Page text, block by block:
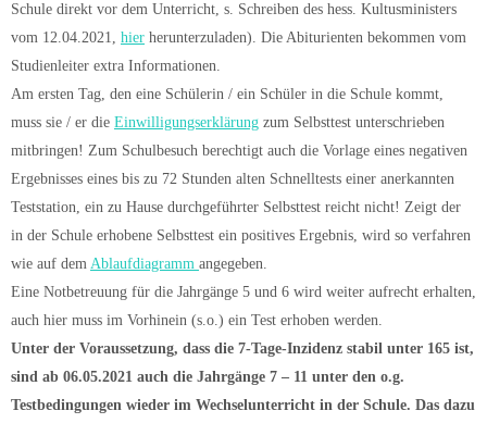
Schule direkt vor dem Unterricht, s. Schreiben des hess. Kultusministers
vom 12.04.2021, hier herunterzuladen). Die Abiturienten bekommen vom
Studienleiter extra Informationen.
Am ersten Tag, den eine Schülerin / ein Schüler in die Schule kommt,
muss sie / er die Einwilligungserklärung zum Selbsttest unterschrieben
mitbringen! Zum Schulbesuch berechtigt auch die Vorlage eines negativen
Ergebnisses eines bis zu 72 Stunden alten Schnelltests einer anerkannten
Teststation, ein zu Hause durchgeführter Selbsttest reicht nicht! Zeigt der
in der Schule erhobene Selbsttest ein positives Ergebnis, wird so verfahren
wie auf dem Ablaufdiagramm angegeben.
Eine Notbetreuung für die Jahrgänge 5 und 6 wird weiter aufrecht erhalten,
auch hier muss im Vorhinein (s.o.) ein Test erhoben werden.
Unter der Voraussetzung, dass die 7-Tage-Inzidenz stabil unter 165 ist,
sind ab 06.05.2021 auch die Jahrgänge 7 – 11 unter den o.g.
Testbedingungen wieder im Wechselunterricht in der Schule. Das dazu